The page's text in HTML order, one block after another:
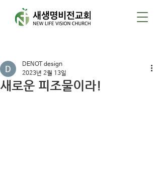
새로운 피조물이라!
DENOT design
2023년 2월 13일